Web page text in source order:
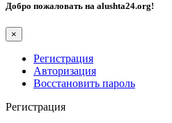
Добро пожаловать на alushta24.org!
×
Регистрация
Авторизация
Восстановить пароль
Регистрация